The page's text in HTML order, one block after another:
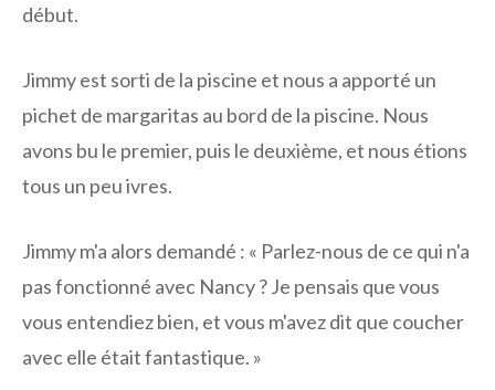
début.
Jimmy est sorti de la piscine et nous a apporté un
pichet de margaritas au bord de la piscine. Nous
avons bu le premier, puis le deuxième, et nous étions
tous un peu ivres.
Jimmy m'a alors demandé : « Parlez-nous de ce qui n'a
pas fonctionné avec Nancy ? Je pensais que vous
vous entendiez bien, et vous m'avez dit que coucher
avec elle était fantastique. »